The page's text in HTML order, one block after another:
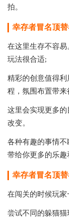
拍。
幸存者冒名顶
在这里生存不容易
玩法很合适;
精彩的创意值得
程，氛围布置带来
这里会实现更多
改变。
各种有趣的事情不
带给你更多的乐趣
幸存者冒名顶
在闯关的时候玩家
尝试不同的躲猫